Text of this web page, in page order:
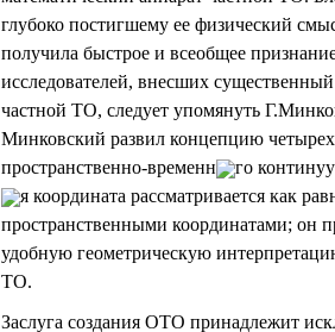
глубоко постигшему ее физический
получила быстрое и всеобщее
исследователей, внесших
частной ТО, следует упомянуть
Минковский развил концепцию
пространственно-временн
го
я координата рассматривается как
пространственными координатами; он
удобную геометрическую
ТО.
Заслуга создания ОТО принадлежит